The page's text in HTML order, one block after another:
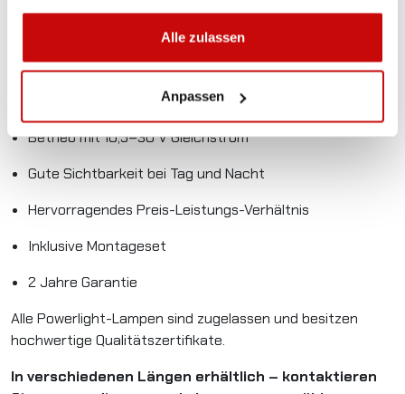
gesammelt haben.
Alle zulassen
Anpassen
Ultra-flache Bauweise – nur 50 mm hoch!
Sehr niedriger Stromverbrauch
Betrieb mit 10,5–30 V Gleichstrom
Gute Sichtbarkeit bei Tag und Nacht
Hervorragendes Preis-Leistungs-Verhältnis
Inklusive Montageset
2 Jahre Garantie
Alle Powerlight-Lampen sind zugelassen und besitzen
hochwertige Qualitätszertifikate.
In verschiedenen Längen erhältlich – kontaktieren